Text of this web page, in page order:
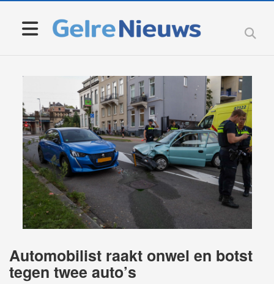
Automobilist raakt onwel en botst
tegen twee auto’s